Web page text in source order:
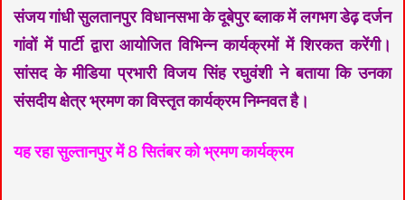
संजय गांधी सुलतानपुर विधानसभा के दूबेपुर ब्लाक में लगभग डेढ़ दर्जन
गांवों में पार्टी द्वारा आयोजित विभिन्न कार्यक्रमों में शिरकत करेंगी।
सांसद के मीडिया प्रभारी विजय सिंह रघुवंशी ने बताया कि उनका
संसदीय क्षेत्र भ्रमण का विस्तृत कार्यक्रम निम्नवत है।
यह रहा सुल्तानपुर में 8 सितंबर को भ्रमण कार्यक्रम